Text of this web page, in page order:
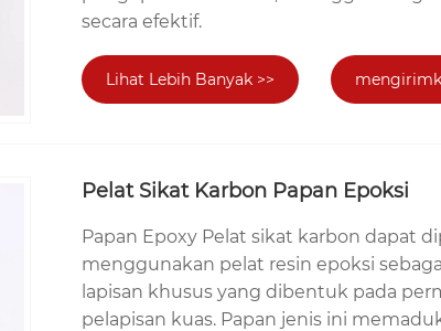
secara efektif.
Lihat Lebih Banyak >>
Pelat Sikat Karbon Papan Epoksi
Papan Epoxy Pelat sikat karbon dapat
menggunakan pelat resin epoksi
lapisan khusus yang dibentuk pada
pelapisan kuas. Papan jenis ini